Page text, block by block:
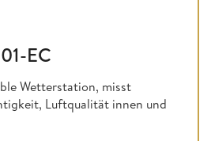
EC
Wetterstation, misst
Luftqualität innen und